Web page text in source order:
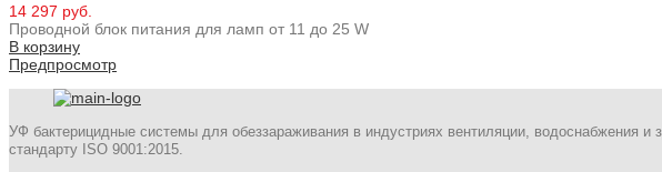
14 297 руб.
Проводной блок питания для ламп от 11 до 25 W
В корзину
Предпросмотр
УФ бактерицидные системы для обеззараживания в индустриях вентиляции, водоснабжения
стандарту ISO 9001:2015.